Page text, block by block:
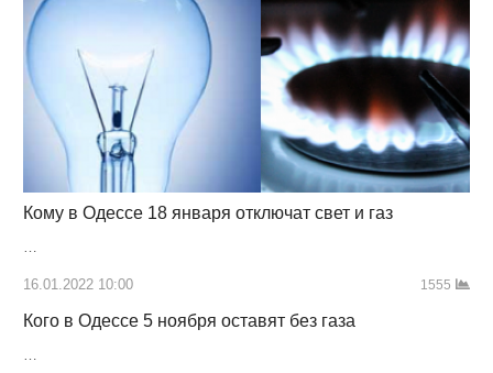
Кому в Одессе 18 января отключат свет и газ
16.01.2022 10:00 1555
Кого в Одессе 5 ноября оставят без газа
…